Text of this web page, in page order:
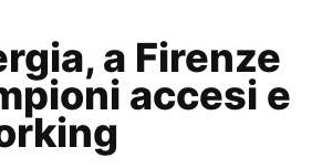
a Firenze
accesi e